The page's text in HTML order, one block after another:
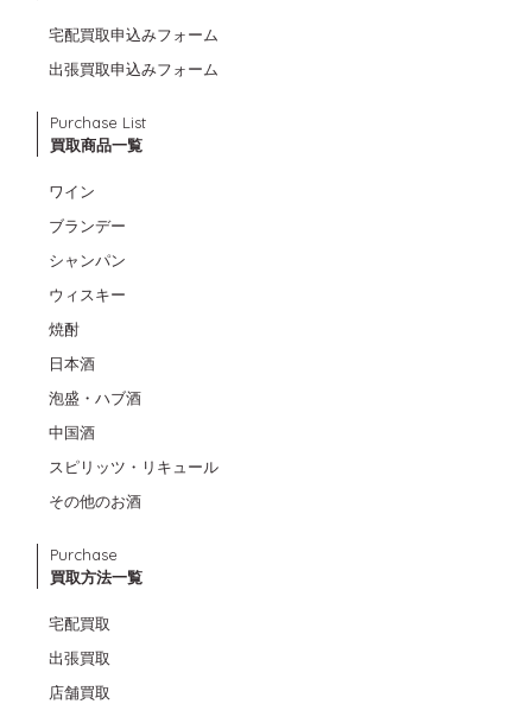
宅配買取申込みフォーム
出張買取申込みフォーム
Purchase List
買取商品一覧
ワイン
ブランデー
シャンパン
ウィスキー
焼酎
日本酒
泡盛・ハブ酒
中国酒
スピリッツ・リキュール
その他のお酒
Purchase
買取方法一覧
宅配買取
出張買取
店舗買取